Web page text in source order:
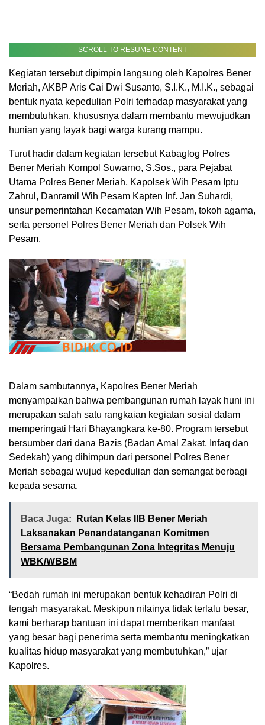
SCROLL TO RESUME CONTENT
Kegiatan tersebut dipimpin langsung oleh Kapolres Bener
Meriah, AKBP Aris Cai Dwi Susanto, S.I.K., M.I.K., sebagai
bentuk nyata kepedulian Polri terhadap masyarakat yang
membutuhkan, khususnya dalam membantu mewujudkan
hunian yang layak bagi warga kurang mampu.
Turut hadir dalam kegiatan tersebut Kabaglog Polres
Bener Meriah Kompol Suwarno, S.Sos., para Pejabat
Utama Polres Bener Meriah, Kapolsek Wih Pesam Iptu
Zahrul, Danramil Wih Pesam Kapten Inf. Jan Suhardi,
unsur pemerintahan Kecamatan Wih Pesam, tokoh agama,
serta personel Polres Bener Meriah dan Polsek Wih
Pesam.
Dalam sambutannya, Kapolres Bener Meriah
menyampaikan bahwa pembangunan rumah layak huni ini
merupakan salah satu rangkaian kegiatan sosial dalam
memperingati Hari Bhayangkara ke-80. Program tersebut
bersumber dari dana Bazis (Badan Amal Zakat, Infaq dan
Sedekah) yang dihimpun dari personel Polres Bener
Meriah sebagai wujud kepedulian dan semangat berbagi
kepada sesama.
Baca Juga:
Rutan Kelas IIB Bener Meriah
Laksanakan Penandatanganan Komitmen
Bersama Pembangunan Zona Integritas Menuju
WBK/WBBM
“Bedah rumah ini merupakan bentuk kehadiran Polri di
tengah masyarakat. Meskipun nilainya tidak terlalu besar,
kami berharap bantuan ini dapat memberikan manfaat
yang besar bagi penerima serta membantu meningkatkan
kualitas hidup masyarakat yang membutuhkan,” ujar
Kapolres.